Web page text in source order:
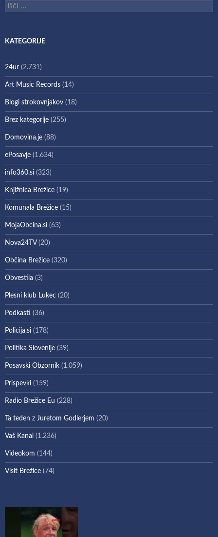
Išči:
KATEGORIJE
24ur (2.731)
Art Music Records (14)
Blogi strokovnjakov (18)
Brez kategorije (255)
Domovina.je (88)
ePosavje (1.634)
info360.si (323)
Knjižnica Brežice (19)
Komunala Brežice (15)
MojaObcina.si (63)
Nova24TV(20)
Občina Brežice (320)
Obvestila (3)
Plesni klub Lukec (20)
Podkasti (36)
Policija.si (178)
Politika Slovenije (39)
Posavski Obzornik (1.059)
Prispevki (159)
Radio Brežice Eu (228)
Ta teden z Juretom Godlerjem (20)
Vaš Kanal (1.236)
Videokom (144)
Visit Brežice (74)